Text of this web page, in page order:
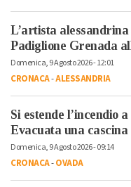
L’artista
Padiglione Grenada
Domenica, 9 Agosto 2026 - 12:01
CRONACA-ALESSANDRIA
Si estende l’incendio
Evacuata una cascina
Domenica, 9 Agosto 2026 - 09:14
CRONACA-OVADA